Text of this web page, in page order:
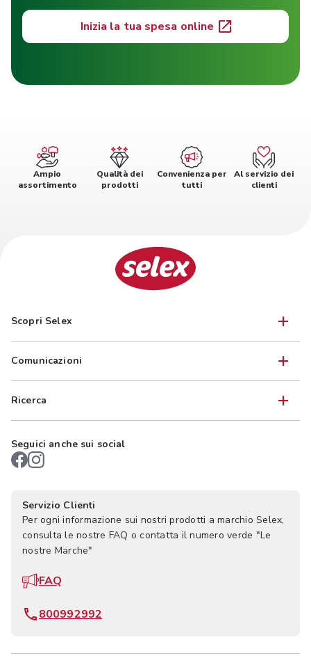
Inizia la tua spesa online
Ampio
assortimento
Qualità dei
prodotti
Convenienza per
tutti
Al servizio dei
clienti
Scopri Selex
Comunicazioni
Ricerca
Seguici anche sui social
Servizio Clienti
Per ogni informazione sui nostri prodotti a marchio Selex,
consulta le nostre FAQ o contatta il numero verde "Le
nostre Marche"
FAQ
800992992